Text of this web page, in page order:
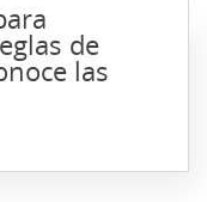
de
las